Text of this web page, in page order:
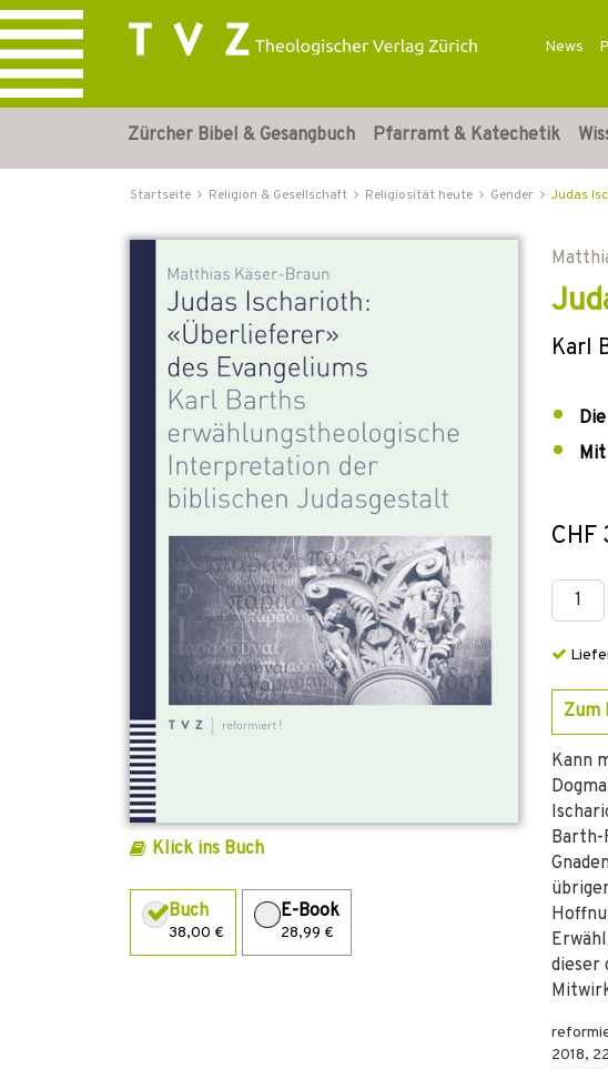
News
Zürcher Bibel & Gesangbuch Pfarramt & Katechetik
Startseite Religion & Gesellschaft Religiosität heute Gender Judas
Klick ins Buch
Buch
38,00 €
E-Book
28,99 €
Karl
Zum
Kann
Barth-
dieser
2018,